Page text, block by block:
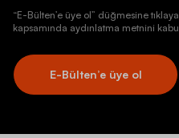
“E-Bülten’e üye ol” düğmesine
kapsamında aydınlatma metnini
E-Bülten’e üye ol